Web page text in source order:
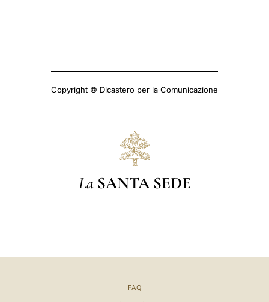
Copyright © Dicastero per la Comunicazione
La SANTA SEDE
FAQ